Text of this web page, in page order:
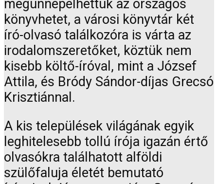
megünnepelhettük az országos
könyvhetet, a városi könyvtár két
író-olvasó találkozóra is várta az
irodalomszeretőket, köztük nem
kisebb költő-íróval, mint a József
Attila, és Bródy Sándor-díjas Grecsó
Krisztiánnal.
A kis települések világának egyik
leghitelesebb tollú írója igazán értő
olvasókra találhatott alföldi
szülőfaluja életét bemutató